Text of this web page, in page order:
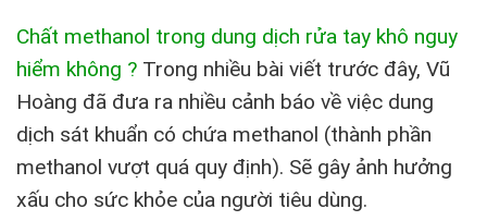
Chất methanol trong dung dịch rửa tay khô nguy
hiểm không ? Trong nhiều bài viết trước đây, Vũ
Hoàng đã đưa ra nhiều cảnh báo về việc dung
dịch sát khuẩn có chứa methanol (thành phần
methanol vượt quá quy định). Sẽ gây ảnh hưởng
xấu cho sức khỏe của người tiêu dùng.